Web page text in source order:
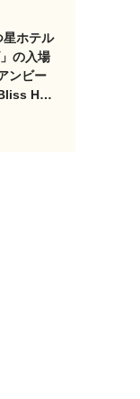
星ホテル
の入場
ンビー
Hoi